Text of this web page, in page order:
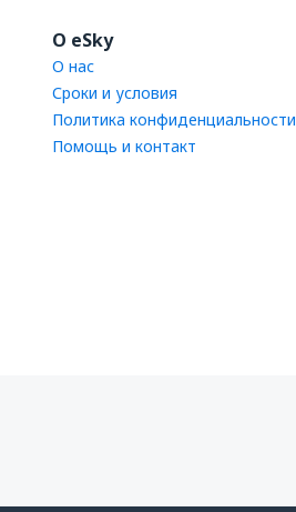
O eSky
О нас
Сроки и условия
Политика конфиденциальности
Помощь и контакт